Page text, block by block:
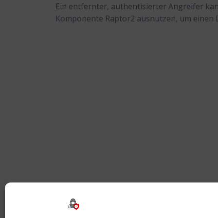
Ein entfernter, authentisierter Angreifer
Komponente Raptor2 ausnutzen, um